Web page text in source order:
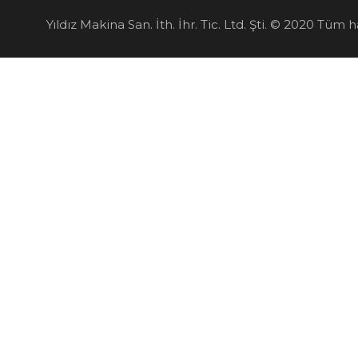
Yıldız Makina San. İth. İhr. Tic. Ltd. Şti. © 2020 Tüm